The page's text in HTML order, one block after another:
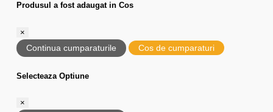
Produsul a fost adaugat in Cos
×
Continua cumparaturile Cos de cumparaturi
Selecteaza Optiune
×